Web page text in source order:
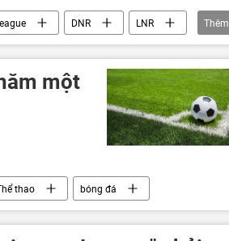
DNR
LNR
Thêm
một
thao bóng đá